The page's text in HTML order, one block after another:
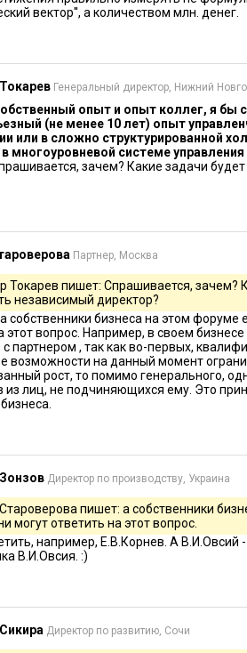
работ. К одному результату
с имеющимися ресурсами.
комитеты работали также
их работы была такой же, а
всегда идет чуть впереди, задает
финансам, по кадрам и
их на уровне
таких как бюджет или
людей в России способны
ассоциациях, партнерствах,
Российский институт
и менеджеров,
и предпринимателейсостоит
себя в качестве
директора
в одной компании, должны
независимого директора. Идеально,
обществах, тогда он материально
когда есть доходы, вообще не
размере компенсации идет речь?
вектор'', а количеством млн. денег.
Генеральный директор, Нижний
опыт и опыт коллег, я бы
(не менее 10 лет) опыт
или в сложно структурированной
в многоуровневой системе
зачем? Какие задачи
Партнер, Москва
Токарев пишет: Спрашивается, зачем?
независимый директор?
собственники бизнеса на этом форуме
этот вопрос. Например, в своем
партнером , так как во-первых,
возможности на данный момент
рост, то помимо генерального,
из лиц, не подчиняющихся ему. Это
Директор по производству, Украина
пишет: а собственники
могут ответить на этот вопрос.
например, Е.В.Корнев. А В.И.Овсий
В.И.Овсия. :)
Директор по развитию, Сочи